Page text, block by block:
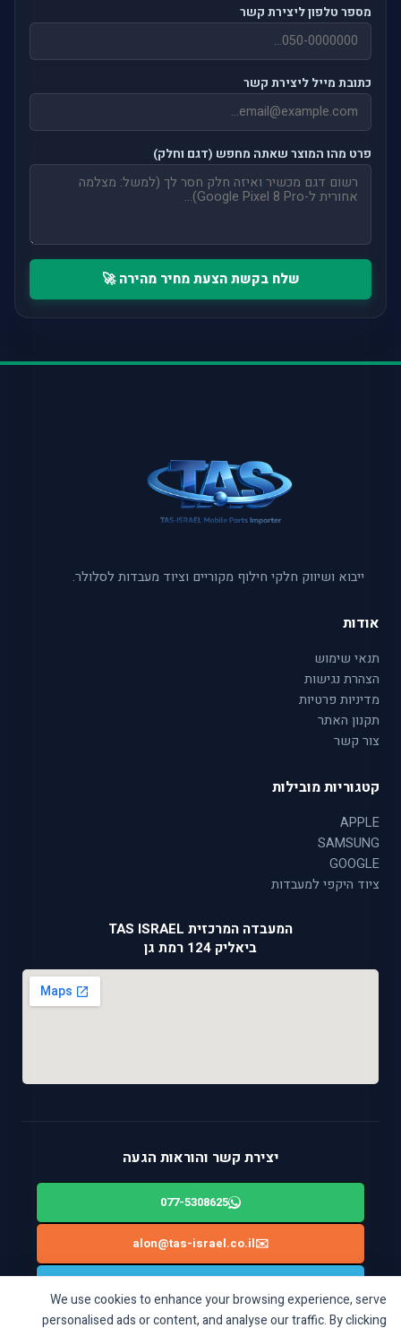
We use cookies to enhance your browsing experience, serve
personalised ads or content, and analyse our traffic. By clicking
מספר טלפון ליצירת קשר
כתובת מייל ליצירת קשר
פרט מהו המוצר שאתה מחפש (דגם וחלק)
שלח בקשת הצעת מחיר מהירה 🚀
ייבוא ושיווק חלקי חילוף מקוריים וציוד מעבדות לסלולר.
אודות
תנאי שימוש
הצהרת נגישות
מדיניות פרטיות
תקנון האתר
צור קשר
קטגוריות מובילות
APPLE
SAMSUNG
GOOGLE
ציוד היקפי למעבדות
המעבדה המרכזית TAS ISRAEL
ביאליק 124 רמת גן
יצירת קשר והוראות הגעה
077-5308625
✉️
alon@tas-israel.co.il